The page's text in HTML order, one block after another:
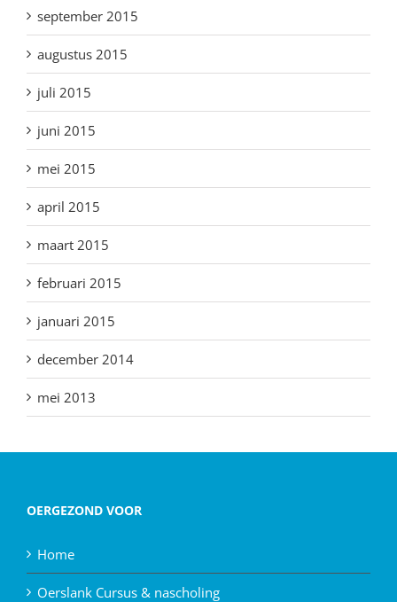
september 2015
augustus 2015
juli 2015
juni 2015
mei 2015
april 2015
maart 2015
februari 2015
januari 2015
december 2014
mei 2013
OERGEZOND VOOR
Home
Oerslank Cursus & nascholing